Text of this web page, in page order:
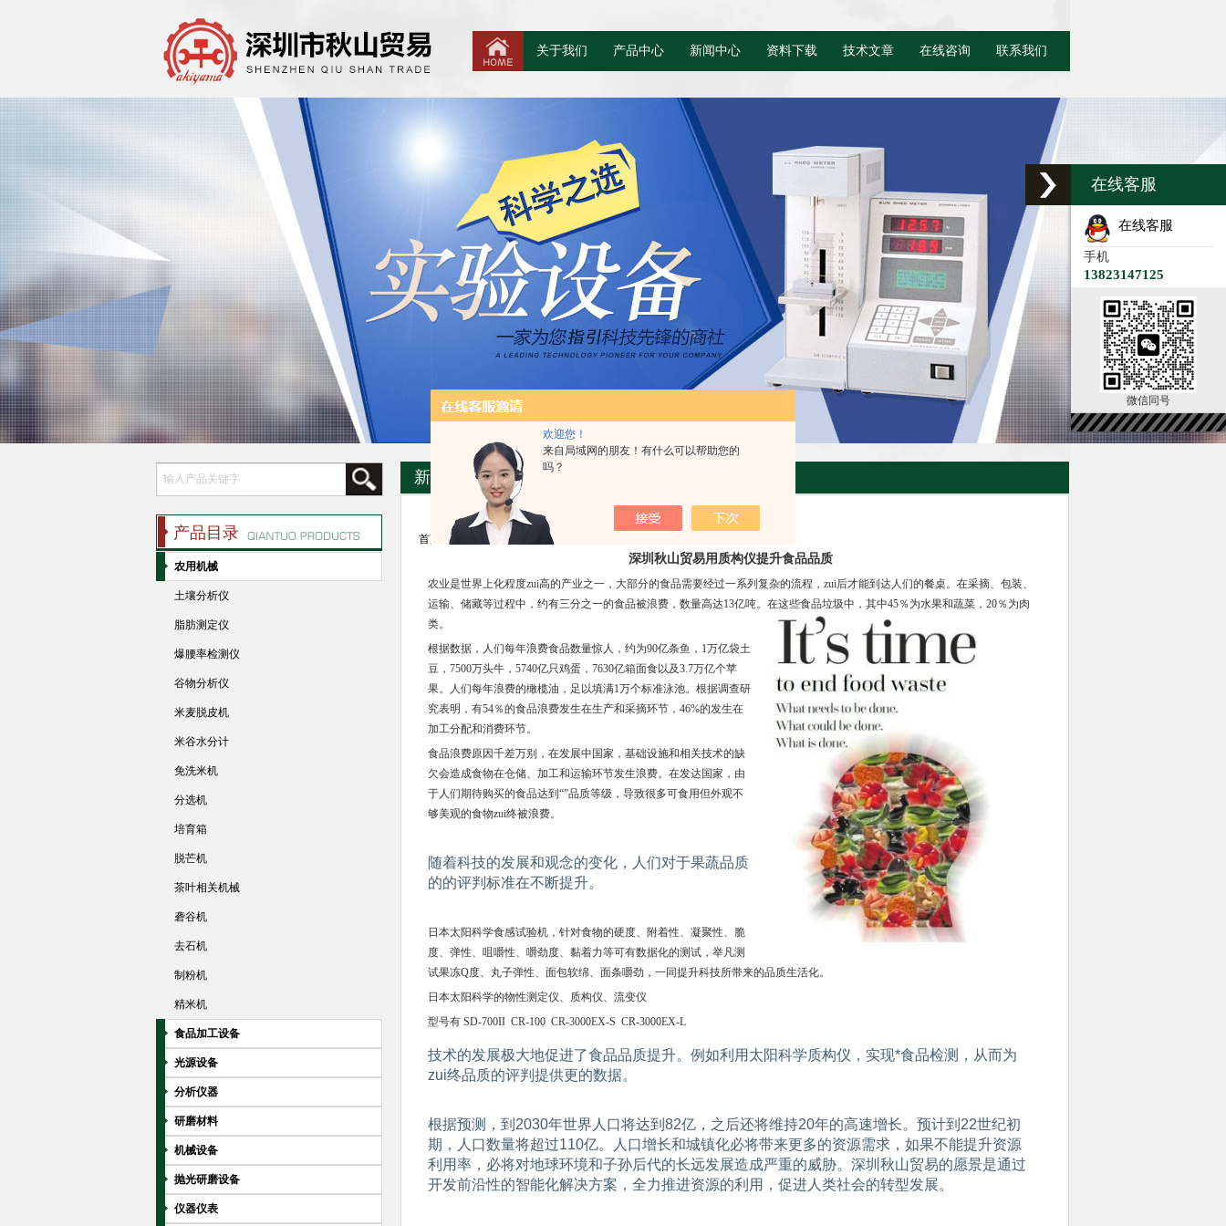
欢迎您！
来自局域网的朋友！有什么可以帮助您的
吗？
关于我们 产品中心 新闻中心 资料下载 技术文章 在线咨询 联系我们
新闻中心
首页 >>> 新闻中心
深圳秋山贸易用质构仪提升食品品质
农业是世界上化程度zui高的产业之一，大部分的食品需要经过一系列复杂的流程，zui后才能到达人们的餐桌。在采摘、包装、
运输、储藏等过程中，约有三分之一的食品被浪费，数量高达13亿吨。在这些食品垃圾中，其中45％为水果和蔬菜，20％为肉
类。
根据数据，人们每年浪费食品数量惊人，约为90亿条鱼，1万亿袋土
豆，7500万头牛，5740亿只鸡蛋，7630亿箱面食以及3.7万亿个苹
果。人们每年浪费的橄榄油，足以填满1万个标准泳池。根据调查研
究表明，有54％的食品浪费发生在生产和采摘环节，46%的发生在
加工分配和消费环节。
食品浪费原因千差万别，在发展中国家，基础设施和相关技术的缺
欠会造成食物在仓储、加工和运输环节发生浪费。在发达国家，由
于人们期待购买的食品达到“”品质等级，导致很多可食用但外观不
够美观的食物zui终被浪费。
随着科技的发展和观念的变化，人们对于果蔬品质
的的评判标准在不断提升。
日本太阳科学食感试验机，针对食物的硬度、附着性、凝聚性、脆
度、弹性、咀嚼性、嚼劲度、黏着力等可有数据化的测试，举凡测
试果冻Q度、丸子弹性、面包软绵、面条嚼劲，一同提升科技所带来的品质生活化。
日本太阳科学的物性测定仪、质构仪、流变仪
型号有 SD-700II CR-100 CR-3000EX-S CR-3000EX-L
技术的发展极大地促进了食品品质提升。例如利用太阳科学质构仪，实现*食品检测，从而为
zui终品质的评判提供更的数据。
根据预测，到2030年世界人口将达到82亿，之后还将维持20年的高速增长。预计到22世纪初
期，人口数量将超过110亿。人口增长和城镇化必将带来更多的资源需求，如果不能提升资源
利用率，必将对地球环境和子孙后代的长远发展造成严重的威胁。深圳秋山贸易的愿景是通过
开发前沿性的智能化解决方案，全力推进资源的利用，促进人类社会的转型发展。
产品目录
农用机械
土壤分析仪
脂肪测定仪
爆腰率检测仪
谷物分析仪
米麦脱皮机
米谷水分计
免洗米机
分选机
培育箱
脱芒机
茶叶相关机械
砻谷机
去石机
制粉机
精米机
食品加工设备
光源设备
分析仪器
研磨材料
机械设备
抛光研磨设备
仪器仪表
在线客服
在线客服
手机
13823147125
微信同号